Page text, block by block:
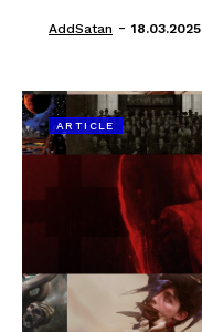
AddSatan - 18.03.2025
ARTICLE